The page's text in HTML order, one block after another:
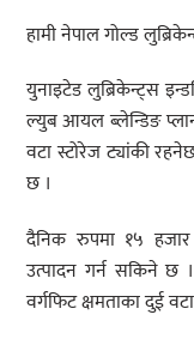
हामी नेपाल गोल्ड
युनाइटेड लुब्रिकेन्ट्स
ल्युब आयल ब्लेन्डिङ
वटा स्टोरेज ट्यांकी
छ ।
दैनिक रुपमा १५ हजार
उत्पादन गर्न सकिने छ
वर्गफिट क्षमताका दुई